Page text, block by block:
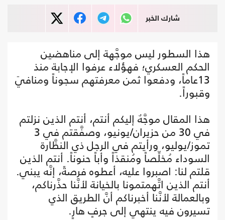
شارك الخبر
هذا السطور ليس موجَّهة إلى مناهضين
الحكم العسكري؛ فهؤلاء عرفوا الإجابة منذ
13عاماً، ودفعوا ثمن معرفتهم سجوناً ومنافيَ
وقبوراً.
هذا المقال موجَّهٌ إليكم أنتم، أنتم الذين نزلتم
في 30 من حزيران/يونيو، وصفَّقتم في 3
تموز/يوليو، ورأيتم في الرجل ذي النظَّارة
السوداء مُخلِّصاً ومُنقذاً وأباً حنوناً. أنتم الذين
قلتم لنا: اصبروا عليه، أعطوه فرصةً، إنَّه يبني.
أنتم الذين اتَّهمتمونا بالخيانة لأنَّنا حذَّرناكم،
وبالعمالة لأنَّنا أخبرناكم أنَّ الطريق الذي
تسيرون فيه ينتهي إلى جرفٍ هارٍ.